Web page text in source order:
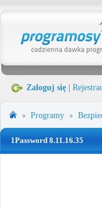
Zaloguj się
Programy
1Password 8.11.16.35